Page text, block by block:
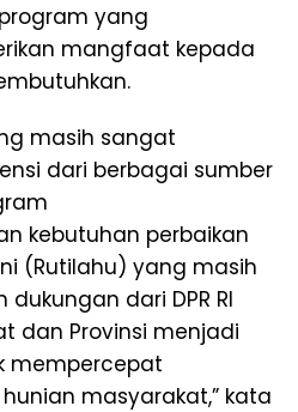
yang
mangfaat kepada
masih sangat
dari berbagai sumber
kebutuhan perbaikan
(Rutilahu) yang masih
dari DPR RI
dan Provinsi menjadi
mempercepat
masyarakat,” kata